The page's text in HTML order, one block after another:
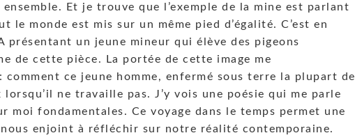
Et je trouve que l’exemple de la mine est parlant
le monde est mis sur un même pied d’égalité. C’est en
présentant un jeune mineur qui élève des pigeons
de cette pièce. La portée de cette image me
ce jeune homme, enfermé sous terre la plupart de
lorsqu’il ne travaille pas. J’y vois une poésie qui me parle
moi fondamentales. Ce voyage dans le temps permet une
enjoint à réfléchir sur notre réalité contemporaine.